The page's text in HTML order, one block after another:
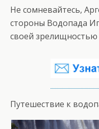
Не сомневайтесь,
стороны Водопада
своей зрелищностью
Путешествие к